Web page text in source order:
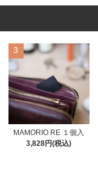
3
MAMORIO RE １個入
3,828円(税込)